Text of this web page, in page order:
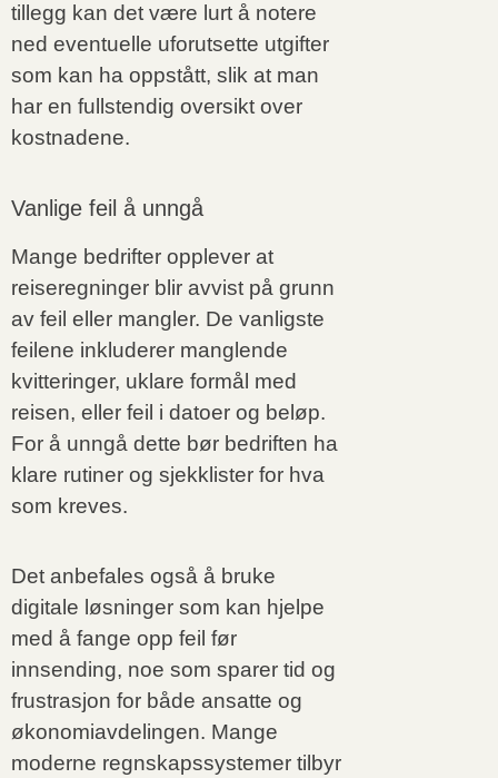
tillegg kan det være lurt å notere
ned eventuelle uforutsette utgifter
som kan ha oppstått, slik at man
har en fullstendig oversikt over
kostnadene.
Vanlige feil å unngå
Mange bedrifter opplever at
reiseregninger blir avvist på grunn
av feil eller mangler. De vanligste
feilene inkluderer manglende
kvitteringer, uklare formål med
reisen, eller feil i datoer og beløp.
For å unngå dette bør bedriften ha
klare rutiner og sjekklister for hva
som kreves.
Det anbefales også å bruke
digitale løsninger som kan hjelpe
med å fange opp feil før
innsending, noe som sparer tid og
frustrasjon for både ansatte og
økonomiavdelingen. Mange
moderne regnskapssystemer tilbyr